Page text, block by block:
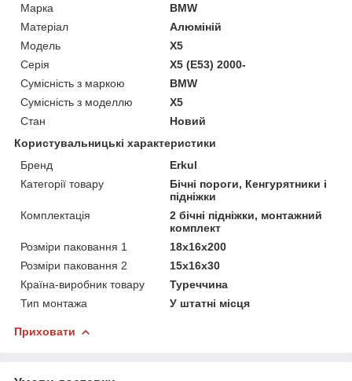
Марка
BMW
Матеріал
Алюміній
Модель
X5
Серія
X5 (E53) 2000-
Сумісність з маркою
BMW
Сумісність з моделлю
X5
Стан
Новий
Користувальницькі характеристики
Бренд
Erkul
Категорії товару
Бічні пороги, Кенгурятники і
підніжки
Комплектація
2 бічні підніжки, монтажний
комплект
Розміри паковання 1
18x16x200
Розміри паковання 2
15x16x30
Країна-виробник товару
Туреччина
Тип монтажа
У штатні місця
Приховати